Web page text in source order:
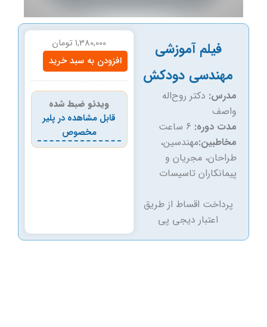
فیلم آموزشی
مهندسی دودکش
مدرس:دکتر روح‌اله
واصف
مدت دوره:6 ساعت
مخاطبین:مهندسین،
طراحان، مجریان و
پیمانکاران تاسیسات
پرداخت اقساط از طریق
اعتبار دیجی پی
1,380,000 تومان
فیلم
آموزشی
مهندسی
دودکش
افزودن به سبد خرید
ویدئو ضبط شده
قابل مشاهده در پلیر
مخصوص